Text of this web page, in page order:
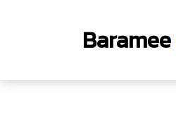
Baramee